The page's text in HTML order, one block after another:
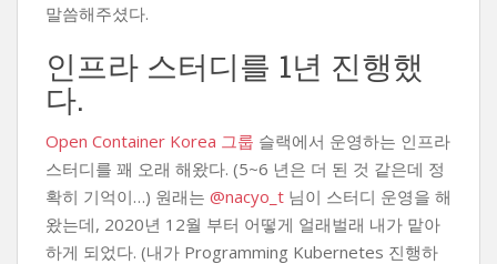
말씀해주셨다.
인프라 스터디를 1년 진행했
다.
Open Container Korea 그룹 슬랙에서 운영하는 인프라
스터디를 꽤 오래 해왔다. (5~6 년은 더 된 것 같은데 정
확히 기억이…) 원래는 @nacyo_t 님이 스터디 운영을 해
왔는데, 2020년 12월 부터 어떻게 얼래벌래 내가 맡아
하게 되었다. (내가 Programming Kubernetes 진행하